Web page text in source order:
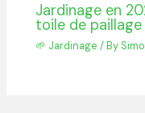
Jardinage en
toile de
🌱 Jardinage / By